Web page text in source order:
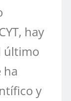
hay
último
ha
y